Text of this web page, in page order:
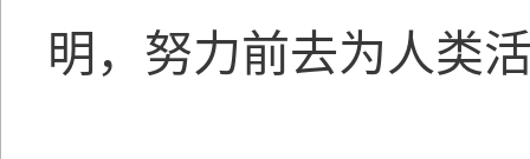
明，努力前去为人类